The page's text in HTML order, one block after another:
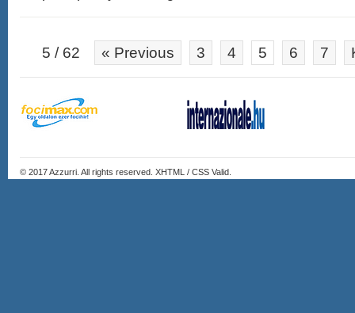
5 / 62 « Previous 3 4 5 6 7
© 2017Azzurri . All rights reserved. XHTML / CSS Valid.